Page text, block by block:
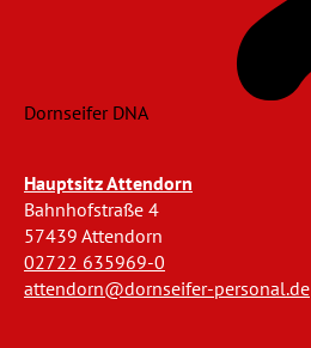
Dornseifer DNA
Hauptsitz Attendorn
Bahnhofstraße 4
57439 Attendorn
02722 635969-0
attendorn@dornseifer-personal.de